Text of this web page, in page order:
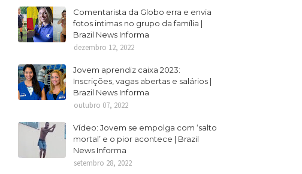
Comentarista da Globo erra e envia
fotos intimas no grupo da família |
Brazil News Informa
dezembro 12, 2022
Jovem aprendiz caixa 2023:
Inscrições, vagas abertas e salários |
Brazil News Informa
outubro 07, 2022
Vídeo: Jovem se empolga com ‘salto
mortal’ e o pior acontece | Brazil
News Informa
setembro 28, 2022